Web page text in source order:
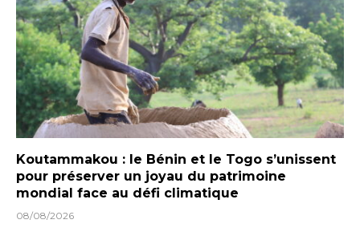
Koutammakou : le Bénin et le Togo s’unissent
pour préserver un joyau du patrimoine
mondial face au défi climatique
08/08/2026